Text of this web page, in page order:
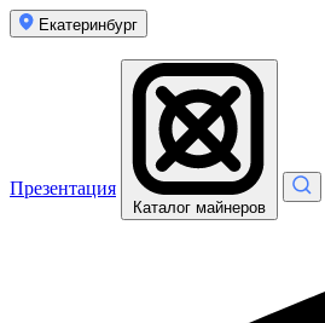
Екатеринбург
Презентация
Каталог майнеров